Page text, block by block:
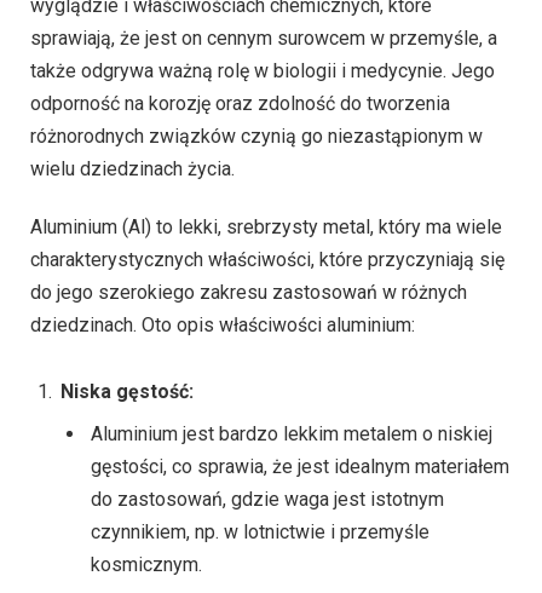
wyglądzie i właściwościach chemicznych, które
sprawiają, że jest on cennym surowcem w przemyśle, a
także odgrywa ważną rolę w biologii i medycynie. Jego
odporność na korozję oraz zdolność do tworzenia
różnorodnych związków czynią go niezastąpionym w
wielu dziedzinach życia.
Aluminium (Al) to lekki, srebrzysty metal, który ma wiele
charakterystycznych właściwości, które przyczyniają się
do jego szerokiego zakresu zastosowań w różnych
dziedzinach. Oto opis właściwości aluminium:
Niska gęstość:
Aluminium jest bardzo lekkim metalem o niskiej
gęstości, co sprawia, że jest idealnym materiałem
do zastosowań, gdzie waga jest istotnym
czynnikiem, np. w lotnictwie i przemyśle
kosmicznym.